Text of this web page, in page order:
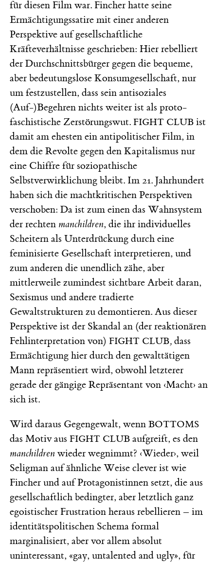
für diesen Film war. Fincher hatte seine
Ermächtigungssatire mit einer anderen
Perspektive auf gesellschaftliche
Kräfteverhältnisse geschrieben: Hier rebelliert
der Durchschnittsbürger gegen die bequeme,
aber bedeutungslose Konsumgesellschaft, nur
um festzustellen, dass sein antisoziales
(Auf-)Begehren nichts weiter ist als proto-
faschistische Zerstörungswut. FIGHT CLUB ist
damit am ehesten ein antipolitischer Film, in
dem die Revolte gegen den Kapitalismus nur
eine Chiffre für soziopathische
Selbstverwirklichung bleibt. Im 21. Jahrhundert
haben sich die machtkritischen Perspektiven
verschoben: Da ist zum einen das Wahnsystem
der rechten manchildren, die ihr individuelles
Scheitern als Unterdrückung durch eine
feminisierte Gesellschaft interpretieren, und
zum anderen die unendlich zähe, aber
mittlerweile zumindest sichtbare Arbeit daran,
Sexismus und andere tradierte
Gewaltstrukturen zu demontieren. Aus dieser
Perspektive ist der Skandal an (der reaktionären
Fehlinterpretation von) FIGHT CLUB, dass
Ermächtigung hier durch den gewalttätigen
Mann repräsentiert wird, obwohl letzterer
gerade der gängige Repräsentant von ‹Macht› an
sich ist.
Wird daraus Gegengewalt, wenn BOTTOMS
das Motiv aus FIGHT CLUB aufgreift, es den
manchildren wieder wegnimmt? ‹Wieder›, weil
Seligman auf ähnliche Weise clever ist wie
Fincher und auf Protagonistinnen setzt, die aus
gesellschaftlich bedingter, aber letztlich ganz
egoistischer Frustration heraus rebellieren – im
identitätspolitischen Schema formal
marginalisiert, aber vor allem absolut
uninteressant, «gay, untalented and ugly», für